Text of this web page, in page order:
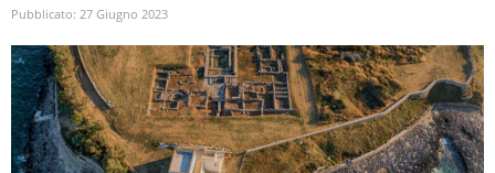
Pubblicato: 27 Giugno 2023